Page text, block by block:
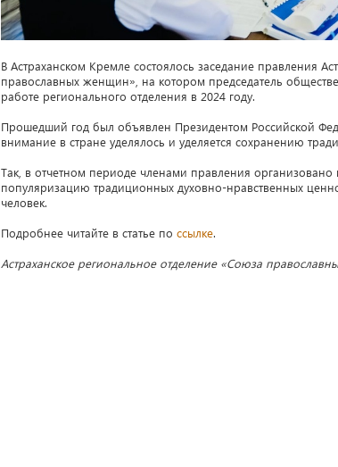
В Астраханском Кремле состоялось заседание правления
православных женщин», на котором председатель
работе регионального отделения в 2024 году.
Прошедший год был объявлен Президентом Российской
внимание в стране уделялось и уделяется сохранению
Так, в отчетном периоде членами правления
популяризацию традиционных духовно-нравственных
человек.
Подробнее читайте в статье по ссылке.
Астраханское региональное отделение «Союза